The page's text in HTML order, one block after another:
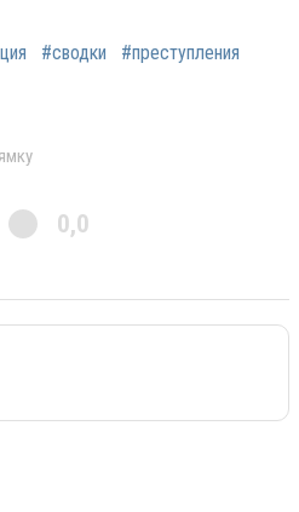
#сводки
#преступления
0,0